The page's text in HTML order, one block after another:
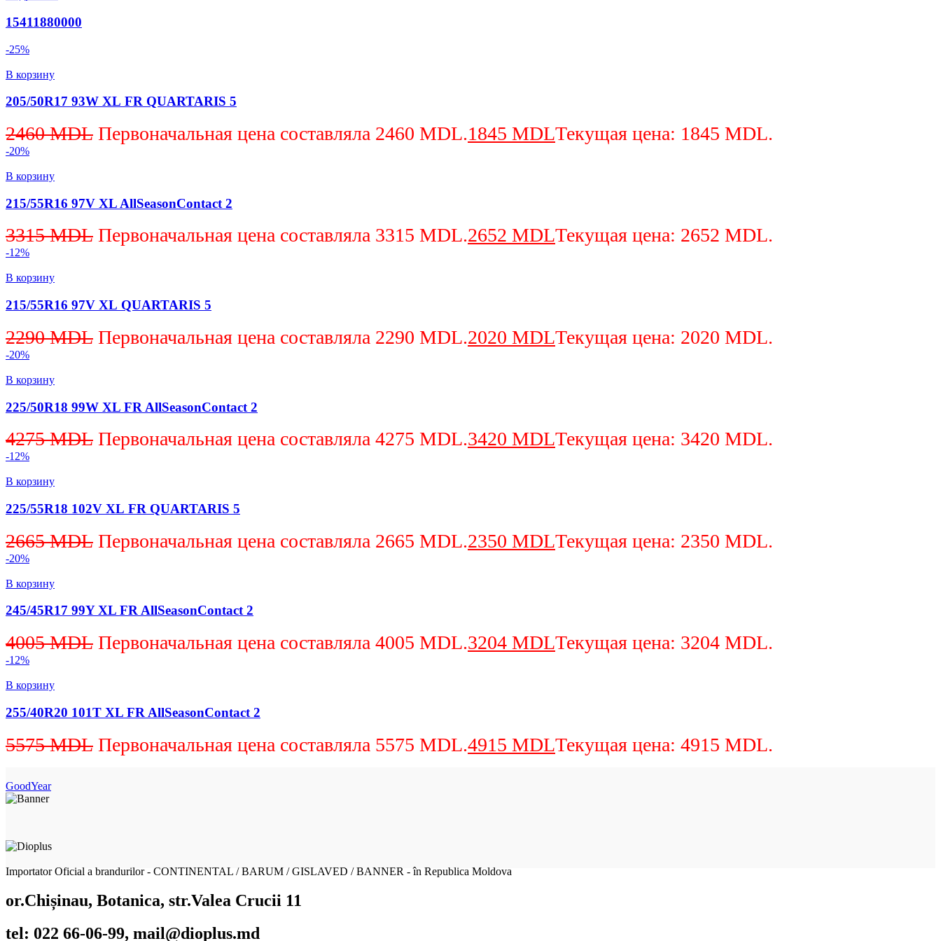
15411880000
-25%
В корзину
205/50R17 93W XL FR QUARTARIS 5
2460MDL Первоначальная цена составляла 2460 MDL.1845 MDLТекущая цена: 1845 MDL.
-20%
В корзину
215/55R16 97V XL AllSeasonContact 2
3315MDL Первоначальная цена составляла 3315 MDL.2652 MDLТекущая цена: 2652 MDL.
-12%
В корзину
215/55R16 97V XL QUARTARIS 5
2290MDL Первоначальная цена составляла 2290 MDL.2020 MDLТекущая цена: 2020 MDL.
-20%
В корзину
225/50R18 99W XL FR AllSeasonContact 2
4275MDL Первоначальная цена составляла 4275 MDL.3420 MDLТекущая цена: 3420 MDL.
-12%
В корзину
225/55R18 102V XL FR QUARTARIS 5
2665MDL Первоначальная цена составляла 2665 MDL.2350 MDLТекущая цена: 2350 MDL.
-20%
В корзину
245/45R17 99Y XL FR AllSeasonContact 2
4005MDL Первоначальная цена составляла 4005 MDL.3204 MDLТекущая цена: 3204 MDL.
-12%
В корзину
255/40R20 101T XL FR AllSeasonContact 2
5575MDL Первоначальная цена составляла 5575 MDL.4915 MDLТекущая цена: 4915 MDL.
GoodYear
Importator Oficial a brandurilor - CONTINENTAL / BARUM / GISLAVED / BANNER - în Republica Moldova
or.Chișinau, Botanica, str.Valea Crucii 11
tel: 022 66-06-99, mail@dioplus.md